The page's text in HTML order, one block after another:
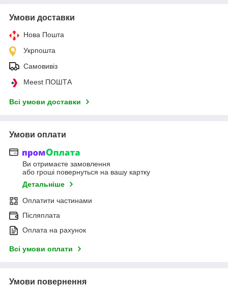
Умови доставки
Нова Пошта
Укрпошта
Самовивіз
Meest ПОШТА
Всі умови доставки
Умови оплати
Ви отримаєте замовлення
або гроші повернуться на вашу картку
Детальніше
Оплатити частинами
Післяплата
Оплата на рахунок
Всі умови оплати
Умови повернення